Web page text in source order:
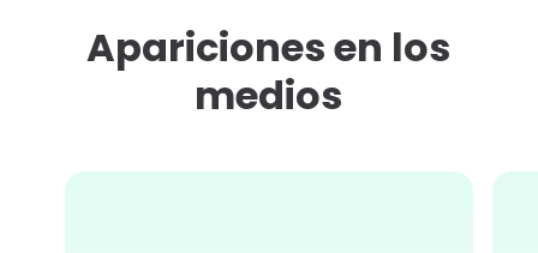
Apariciones en los
medios